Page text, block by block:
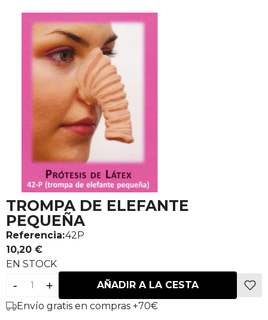
TROMPA DE ELEFANTE
PEQUEÑA
Referencia:42P
10,20 €
EN STOCK
- +
AÑADIR A LA CESTA
Envío gratis en compras +70€